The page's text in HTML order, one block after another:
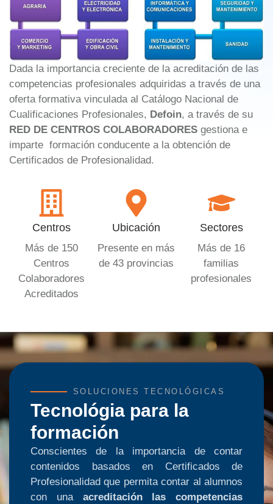
Dada la importancia creciente de la acreditación de las
competencias profesionales adquiridas a través de una
oferta formativa vinculada al Catálogo Nacional de
Cualificaciones Profesionales, Defoin, a través de su
RED DE CENTROS COLABORADORES gestiona e
imparte formación conducente a la obtención de
Certificados de Profesionalidad.
Centros
Más de 150
Centros
Colaboradores
Acreditados
Ubicación
Presente en más
de 43 provincias
Sectores
Más de 16
familias
profesionales
SOLUCIONES TECNOLÓGICAS
Tecnológia para la
formación
Conscientes de la importancia de contar
contenidos basados en Certificados de
Profesionalidad que permita contar al alumnos
con una acreditación las competencias